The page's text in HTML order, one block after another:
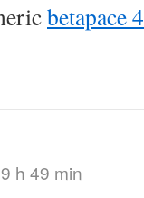
betapace
h 49 min